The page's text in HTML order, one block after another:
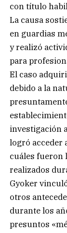
con título
La causa
en guardias
y realizó
para
El caso
debido a la
investigación
logró acceder
cuáles fueron
realizados
Gyoker
otros
durante los
presuntos